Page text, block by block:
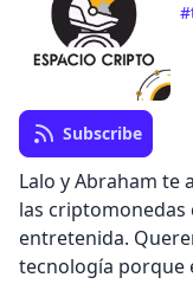
Read about our
Subscribe
Lalo y Abraham te
las criptomonedas
entretenida.
tecnología porque